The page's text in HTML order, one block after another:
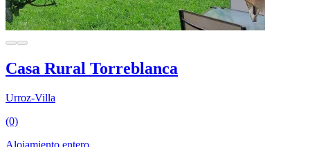
Casa Rural Torreblanca
Urroz-Villa
(0)
Alojamiento entero